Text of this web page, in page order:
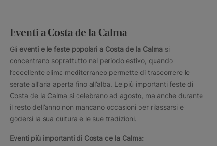
Eventi a Costa de la Calma
Gli eventi e le feste popolari a Costa de la Calma si
concentrano soprattutto nel periodo estivo, quando
l’eccellente clima mediterraneo permette di trascorrere le
serate all’aria aperta fino all’alba. Le più importanti feste di
Costa de la Calma si celebrano ad agosto, ma anche durante
il resto dell’anno non mancano occasioni per rilassarsi e
godersi la sua cultura e le sue tradizioni.
Eventi più importanti di Costa de la Calma: